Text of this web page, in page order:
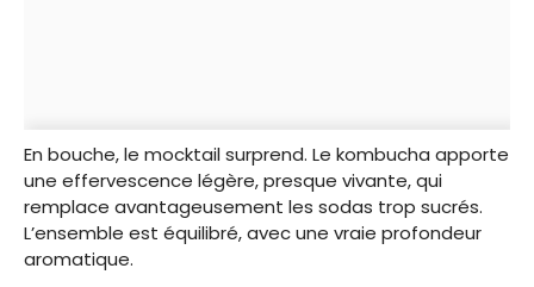
En bouche, le mocktail surprend. Le kombucha apporte
une effervescence légère, presque vivante, qui
remplace avantageusement les sodas trop sucrés.
L’ensemble est équilibré, avec une vraie profondeur
aromatique.